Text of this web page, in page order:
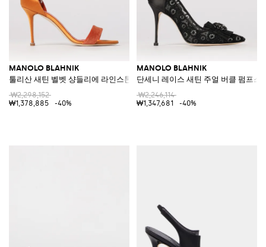
MANOLO BLAHNIK
툴리산 새틴 벨벳 샹들리에 라인스톤 샌들
₩2,298,152
₩1,378,885
-40%
MANOLO BLAHNIK
단세니 레이스 새틴 주얼 버클 펌프스
₩2,246,114
₩1,347,681
-40%